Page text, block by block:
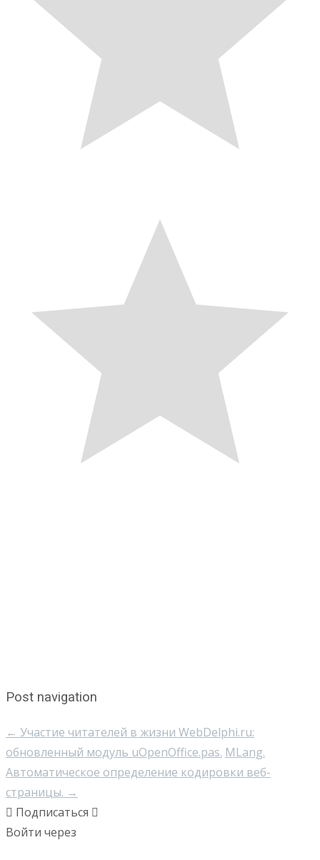
Post navigation
← Участие читателей в жизни WebDelphi.ru:
обновленный модуль uOpenOffice.pas. MLang.
Автоматическое определение кодировки веб-
страницы. →
Подписаться
Войти через